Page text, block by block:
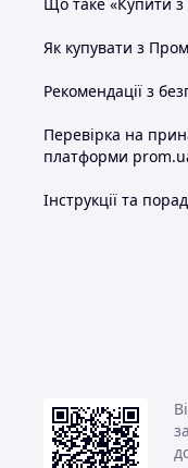
Як купувати з
Рекомендації з
Перевірка на
платформи
Інструкції та